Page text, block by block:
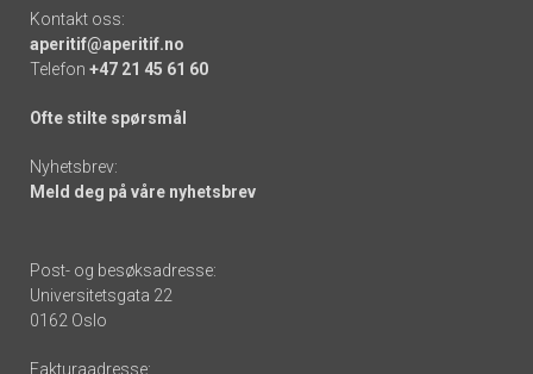
Kontakt oss:
aperitif@aperitif.no
Telefon +47 21 45 61 60
Ofte stilte spørsmål
Nyhetsbrev:
Meld deg på våre nyhetsbrev
Post- og besøksadresse:
Universitetsgata 22
0162 Oslo
Fakturaadresse: